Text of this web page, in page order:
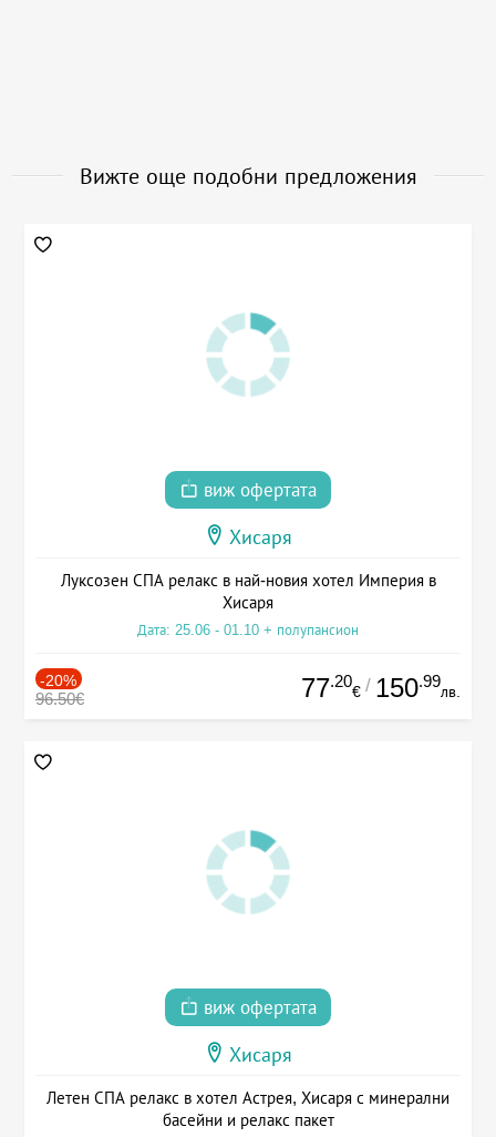
Вижте още подобни предложения
виж офертата
Хисаря
Луксозен СПА релакс в най-новия хотел Империя в
Хисаря
Дата: 25.06 - 01.10 + полупансион
-20%
96.50€ 77.20
€ / 150.99
лв.
виж офертата
Хисаря
Летен СПА релакс в хотел Астрея, Хисаря с минерални
басейни и релакс пакет